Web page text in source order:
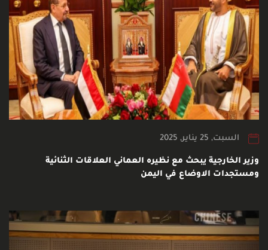
السبت, 25 يناير, 2025
وزير الخارجية يبحث مع نظيره العماني العلاقات الثنائية
ومستجدات الاوضاع في اليمن